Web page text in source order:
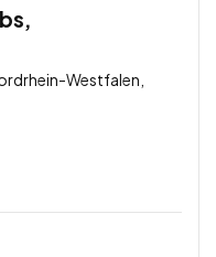
Westfalen,